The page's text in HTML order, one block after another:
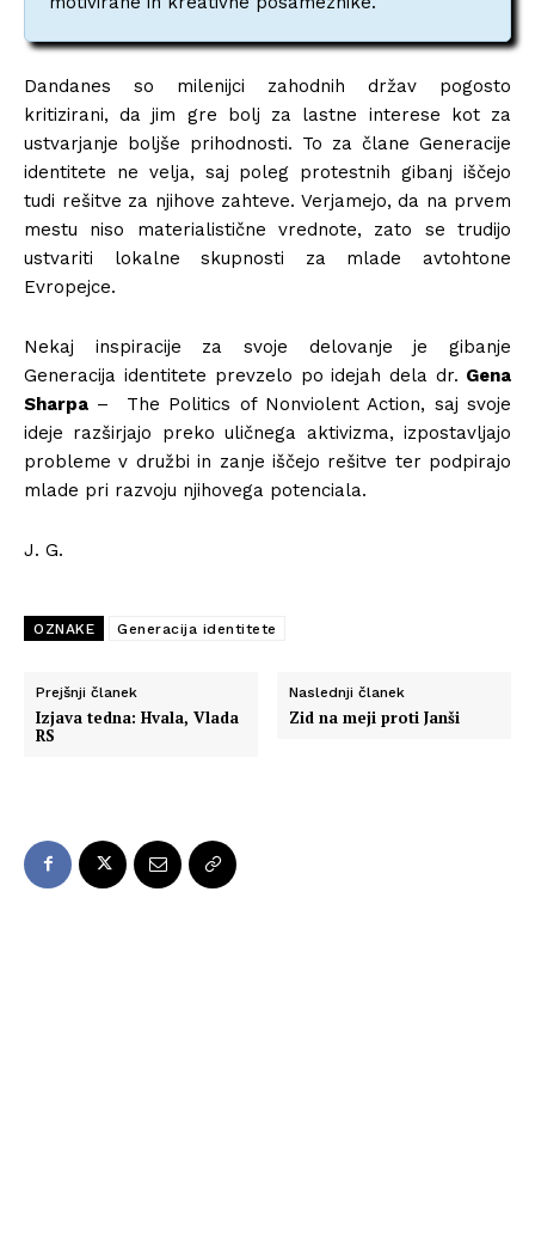
Dandanes so milenijci zahodnih držav pogosto
kritizirani, da jim gre bolj za lastne interese kot za
ustvarjanje boljše prihodnosti. To za člane Generacije
identitete ne velja, saj poleg protestnih gibanj iščejo
tudi rešitve za njihove zahteve. Verjamejo, da na prvem
mestu niso materialistične vrednote, zato se trudijo
ustvariti lokalne skupnosti za mlade avtohtone
Evropejce.
Nekaj inspiracije za svoje delovanje je gibanje
Generacija identitete prevzelo po idejah dela dr. Gena
Sharpa – The Politics of Nonviolent Action, saj svoje
ideje razširjajo preko uličnega aktivizma, izpostavljajo
probleme v družbi in zanje iščejo rešitve ter podpirajo
mlade pri razvoju njihovega potenciala.
J. G.
OZNAKE Generacija identitete
Prejšnji članek
Izjava tedna: Hvala, Vlada
RS
Naslednji članek
Zid na meji proti Janši